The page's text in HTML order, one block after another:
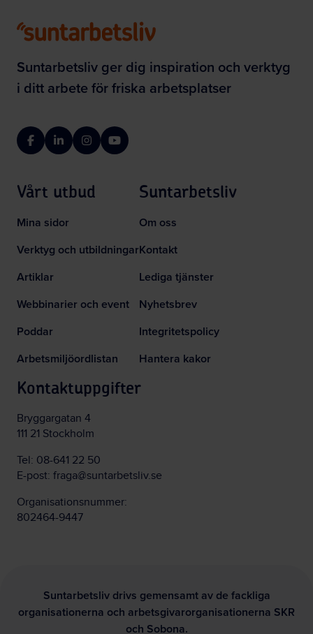
Suntarbetsliv ger dig inspiration och verktyg
i ditt arbete för friska arbetsplatser
FacebookLinkedInInstagramYouTube
Vårt utbud
Mina sidor
Verktyg och utbildningar
Artiklar
Webbinarier och event
Poddar
Arbetsmiljöordlistan
Suntarbetsliv
Om oss
Kontakt
Lediga tjänster
Nyhetsbrev
Integritetspolicy
Hantera kakor
Kontaktuppgifter
Bryggargatan 4
111 21 Stockholm
Tel: 08-641 22 50
E-post: fraga@suntarbetsliv.se
Organisationsnummer:
802464-9447
Suntarbetsliv drivs gemensamt av de fackliga
organisationerna och arbetsgivarorganisationerna SKR
och Sobona.